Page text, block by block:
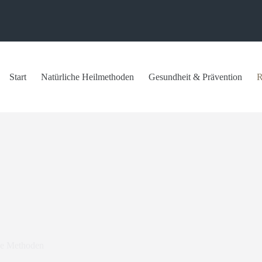
Start Natürliche Heilmethoden Gesundheit & Prävention